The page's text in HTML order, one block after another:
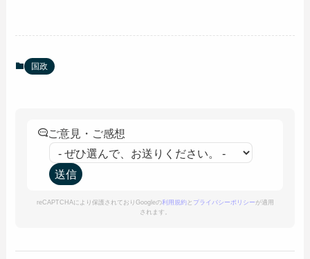
ご意見・ご感想
reCAPTCHAにより保護されておりGoogleの利用規約と プライバシーポリシー が適用
されます。
国政